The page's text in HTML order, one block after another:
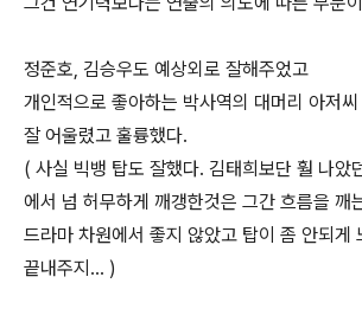
정준호, 김승우도 예상외로 잘해주었고
개인적으로 좋아하는 박사역의 대머리 아저
잘 어울렸고 훌륭했다.
( 사실 빅뱅 탑도 잘했다. 김태희보단 훨 나았
에서 넘 허무하게 깨갱한것은 그간 흐름을 깨
드라마 차원에서 좋지 않았고 탑이 좀 안되게
끝내주지... )